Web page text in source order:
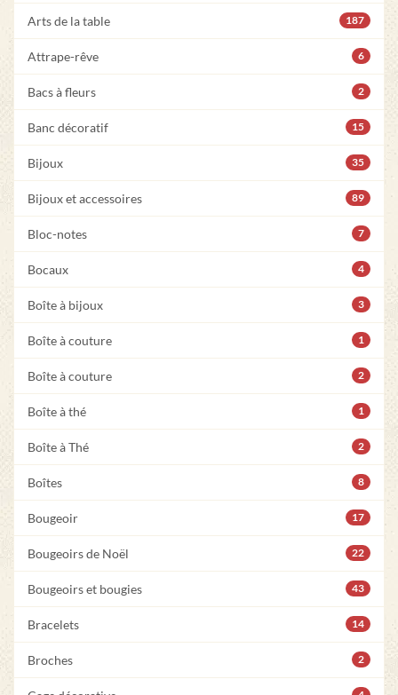
Arts de la table 187
Attrape-rêve 6
Bacs à fleurs 2
Banc décoratif 15
Bijoux 35
Bijoux et accessoires 89
Bloc-notes 7
Bocaux 4
Boîte à bijoux 3
Boîte à couture 1
Boîte à couture 2
Boîte à thé 1
Boîte à Thé 2
Boîtes 8
Bougeoir 17
Bougeoirs de Noël 22
Bougeoirs et bougies 43
Bracelets 14
Broches 2